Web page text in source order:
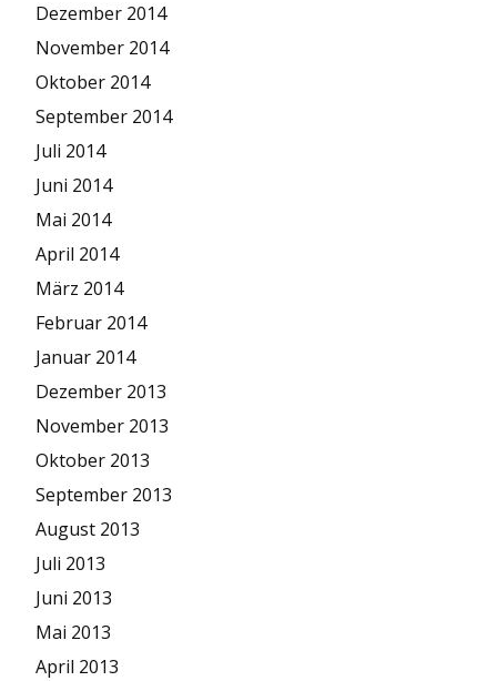
Dezember 2014
November 2014
Oktober 2014
September 2014
Juli 2014
Juni 2014
Mai 2014
April 2014
März 2014
Februar 2014
Januar 2014
Dezember 2013
November 2013
Oktober 2013
September 2013
August 2013
Juli 2013
Juni 2013
Mai 2013
April 2013